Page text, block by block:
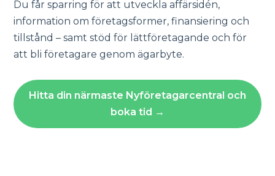
Du får sparring för att utveckla affärsidén,
information om företagsformer, finansiering och
tillstånd – samt stöd för lättföretagande och för
att bli företagare genom ägarbyte.
Hitta din närmaste Nyföretagarcentral och
boka tid →